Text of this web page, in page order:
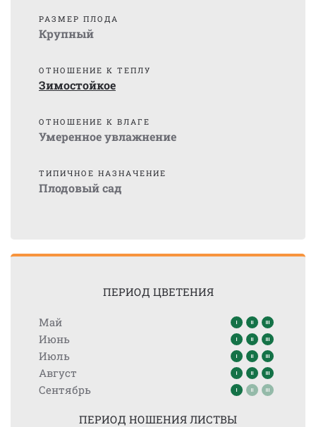
РАЗМЕР ПЛОДА
Крупный
ОТНОШЕНИЕ К ТЕПЛУ
Зимостойкое
ОТНОШЕНИЕ К ВЛАГЕ
Умеренное увлажнение
ТИПИЧНОЕ НАЗНАЧЕНИЕ
Плодовый сад
ПЕРИОД ЦВЕТЕНИЯ
Май
Июнь
Июль
Август
Сентябрь
ПЕРИОД НОШЕНИЯ ЛИСТВЫ